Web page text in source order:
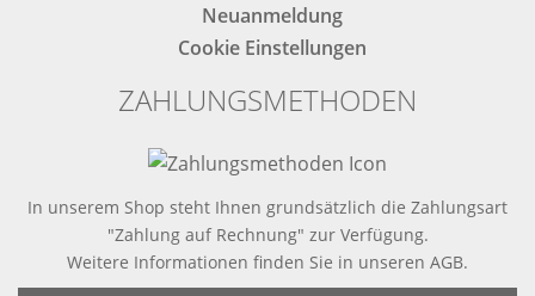
Neuanmeldung
Cookie Einstellungen
ZAHLUNGSMETHODEN
In unserem Shop steht Ihnen grundsätzlich die Zahlungsart
"Zahlung auf Rechnung" zur Verfügung.
Weitere Informationen finden Sie in unseren AGB.